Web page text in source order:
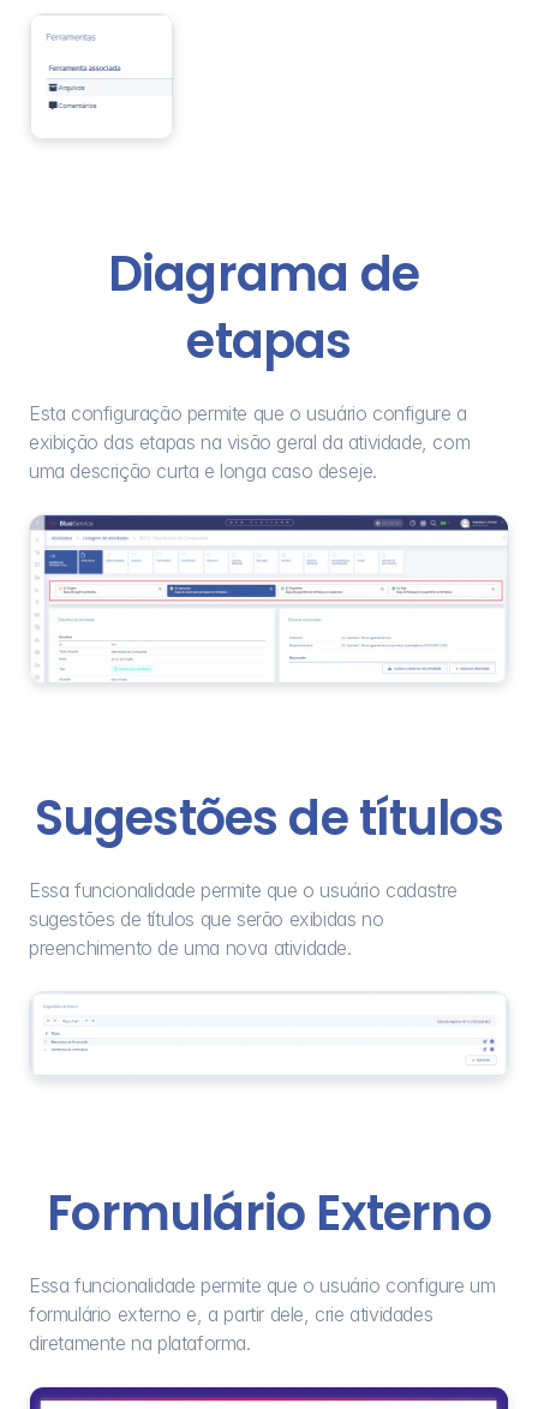
Diagrama de
etapas
Esta configuração permite que o usuário configure a
exibição das etapas na visão geral da atividade, com
uma descrição curta e longa caso deseje.
Sugestões de títulos
Essa funcionalidade permite que o usuário cadastre
sugestões de títulos que serão exibidas no
preenchimento de uma nova atividade.
Formulário Externo
Essa funcionalidade permite que o usuário configure um
formulário externo e, a partir dele, crie atividades
diretamente na plataforma.